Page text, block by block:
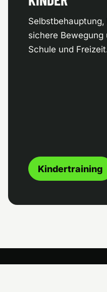
sichere Bewegung
Schule und
Kindertraining